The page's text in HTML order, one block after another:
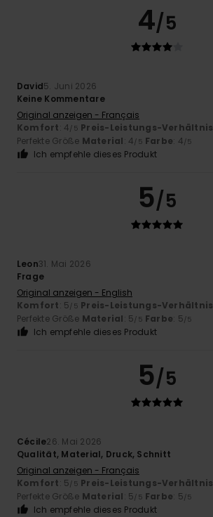
4/5
David5. Juni 2026
Keine Kommentare
Original anzeigen - Français
Komfort: 4/5 Preis-Leistungs-Verhältnis
Perfekte Größe Material: 4/5 Farbe: 4/5
Ich empfehle dieses Produkt
5/5
Leon31. Mai 2026
Frage
Original anzeigen - English
Komfort: 5/5 Preis-Leistungs-Verhältnis
Perfekte Größe Material: 5/5 Farbe: 5/5
Ich empfehle dieses Produkt
5/5
Cécile26. Mai 2026
Qualität, Material, Druck, Schnitt
Original anzeigen - Français
Komfort: 5/5 Preis-Leistungs-Verhältnis
Perfekte Größe Material: 5/5 Farbe: 5/5
Ich empfehle dieses Produkt